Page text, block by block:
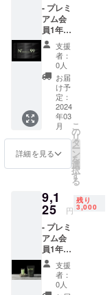
- プレミ
アム会
員1年分
(15％割
引価格)
- プロテ
インパ
ウダー
350g
(お好き
な味)
(会員価
格の
50％割
引で) -
毎月の
バー
シップ
特典は
画像を
ご参照
くださ
い。
支援
者：
0人
お届
け予
定：
2024
年03
月
詳細を見る
こ
の
リ
タ
ー
ン
を
選
択
す
る
9,1
25 円
残り
3,000
- プレミ
アム会
員1年分
(15％割
引価格)
- プロテ
支援
者：
0人